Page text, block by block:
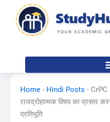
content
Home - Hindi Posts -
राजद्रोहात्मक विषय का प्रसार
प्रतिभूति